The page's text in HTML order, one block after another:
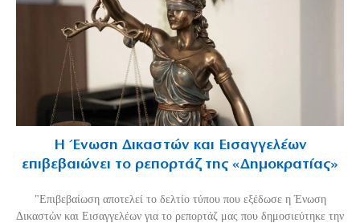
Η Ένωση Δικαστών και Εισαγγελέων
επιβεβαιώνει το ρεπορτάζ της «Δημοκρατίας»
"Επιβεβαίωση αποτελεί το δελτίο τύπου που εξέδωσε η Ένωση
Δικαστών και Εισαγγελέων για το ρεπορτάζ μας που δημοσιεύτηκε την